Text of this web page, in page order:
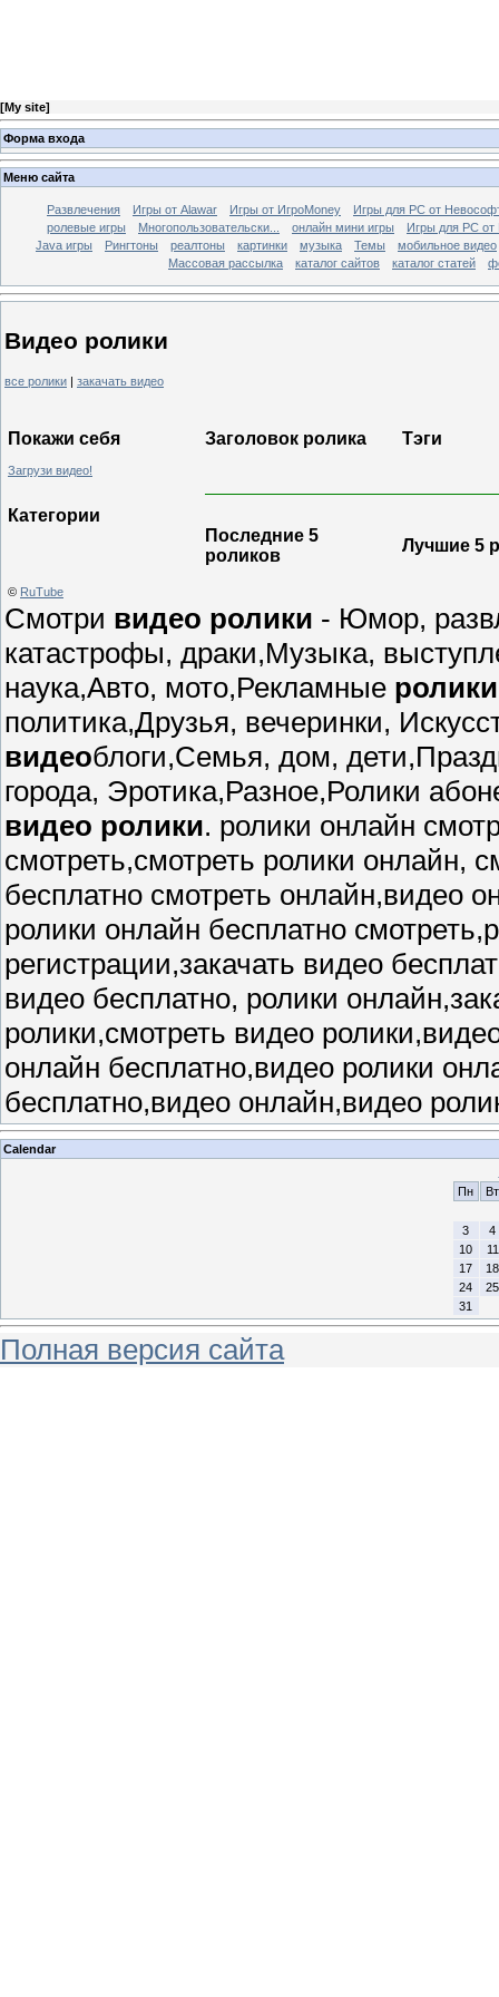
[My site]
Форма входа
Меню сайта
Развлечения Игры от Alawar Игры от ИгроMoney
Игры для PC от
ролевые игры
Многопользовательски... онлайн мини игры
Игры для PC от
Java игры
Рингтоны реалтоны картинки музыка Темы
мобильное видео
Массовая рассылка
каталог сайтов каталог статей
Видео ролики
все ролики | закачать видео
Покажи себя
Загрузи видео!
Категории
Заголовок ролика Тэги
Последние 5
роликов
Лучшие 5
© RuTube
Смотри видео ролики - Юмор,
катастрофы, драки,Музыка,
наука,Авто, мото,Рекламные ролики
политика,Друзья, вечеринки,
видеоблоги,Семья, дом,
города, Эротика,Разное,Ролики
видео ролики. ролики онлайн
смотреть,смотреть ролики онлайн,
бесплатно смотреть онлайн,видео
ролики онлайн бесплатно
регистрации,закачать видео
видео бесплатно, ролики
ролики,смотреть видео
онлайн бесплатно,видео ролики
бесплатно,видео онлайн,видео
Calendar
Пн
Вт
3
4
10
11
17
18
24
25
31
Полная версия сайта